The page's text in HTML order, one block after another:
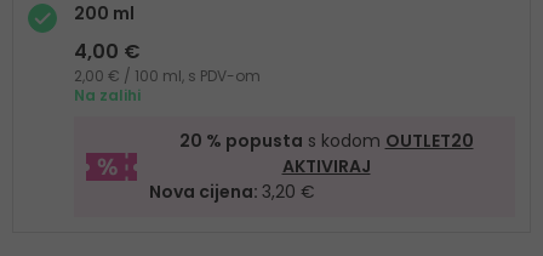
200 ml
4,00 €
2,00 € / 100 ml, s PDV-om
Na zalihi
20 % popusta s kodom OUTLET20
AKTIVIRAJ
Nova cijena: 3,20 €